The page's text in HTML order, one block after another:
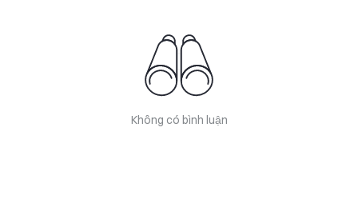
Không có bình luận